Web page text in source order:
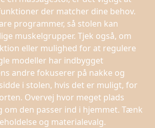
der matcher dine behov.
programmer, så stolen kan
muskelgrupper. Tjek også, om
eller mulighed for at regulere
modeller har indbygget
andre fokuserer på nakke og
i stolen, hvis det er muligt, for
Overvej hvor meget plads
om den passer ind i hjemmet. Tænk
og materialevalg.